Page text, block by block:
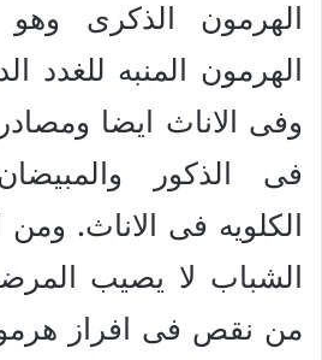
الهرمون الذكرى وهو
الهرمون المنبه للغدد
وفى الاناث ايضا
فى الذكور
الكلويه فى الاناث.
الشباب لا يصيب
من نقص فى افراز